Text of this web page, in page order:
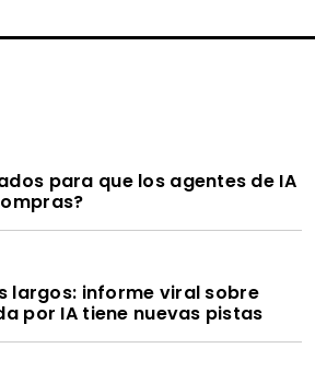
para que los agentes de IA
largos: informe viral sobre
por IA tiene nuevas pistas